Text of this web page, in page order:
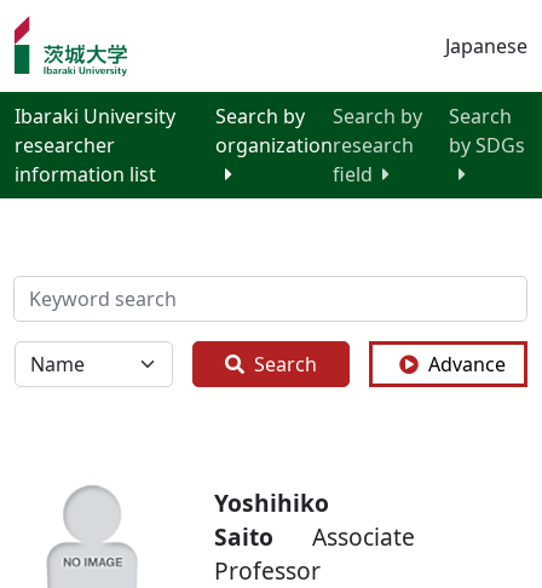
Japanese
Ibaraki University
researcher
information list
Search by
organization
Search by
research
field
Search
by SDGs
検索
全体 Search Advance
Yoshihiko
Saito
Associate
Professor